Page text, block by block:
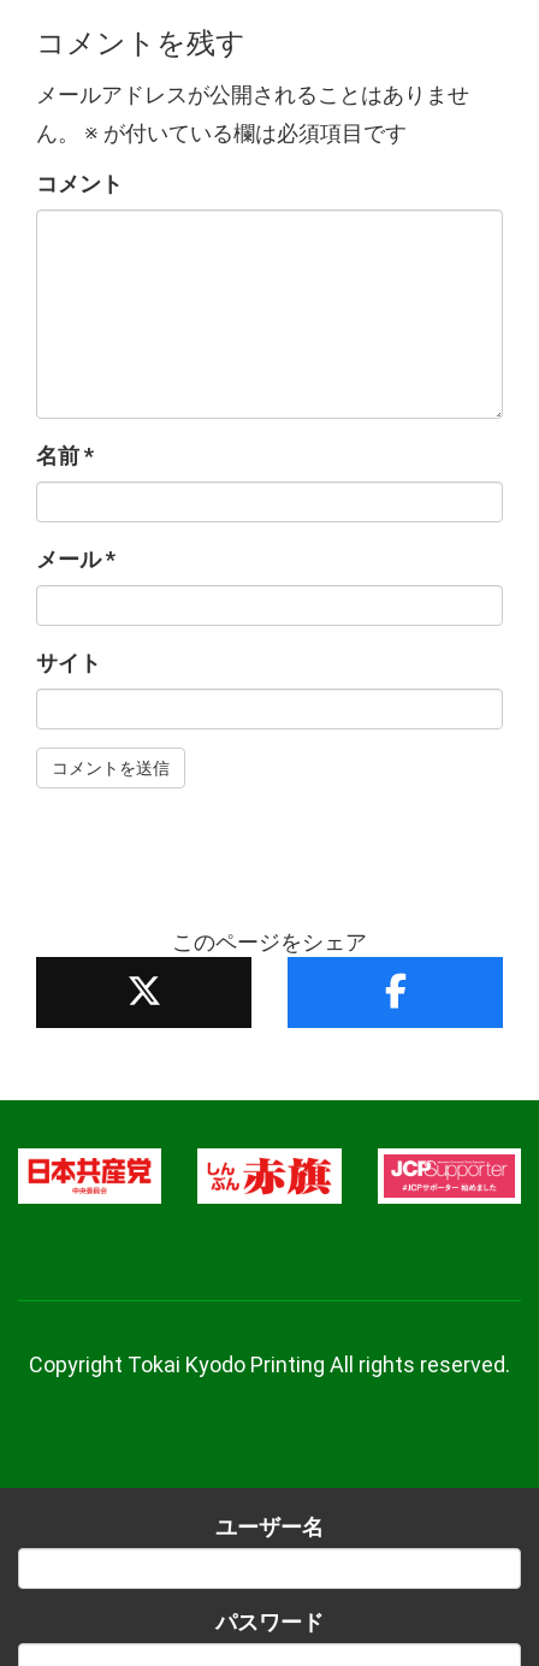
コメントを残す
メールアドレスが公開されることはありませ
ん。
※ が付いている欄は必須項目です
コメント
名前*
メール*
サイト
このページをシェア
Copyright Tokai Kyodo Printing All rights reserved.
ユーザー名
パスワード